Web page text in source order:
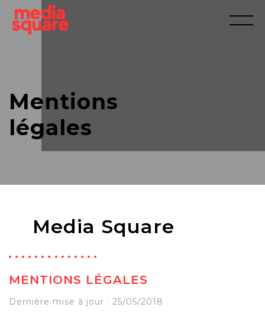
Mentions
légales
Media Square
MENTIONS LÉGALES
Dernière mise à jour : 25/05/2018